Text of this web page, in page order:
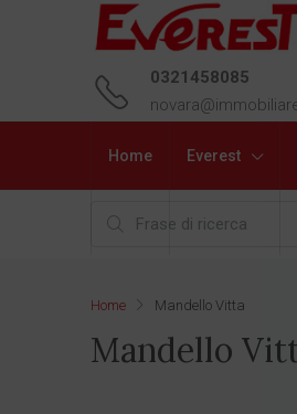
0321458085
Home Everest
Home Mandello Vitta
Mandello